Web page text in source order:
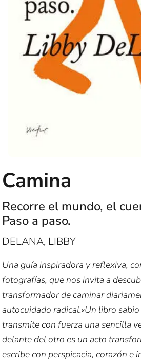
Camina
Recorre el mundo, el
Paso a paso.
DELANA, LIBBY
Una guía inspiradora y reflexiva,
fotografías, que nos invita a
transformador de caminar
autocuidado radical.«Un libro
transmite con fuerza una sencilla
delante del otro es un acto
escribe con perspicacia, corazón e